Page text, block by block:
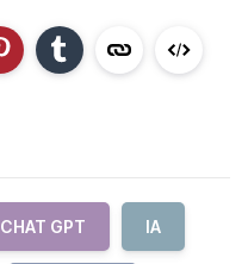
CHAT GPT IA